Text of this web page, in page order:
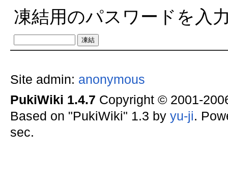
凍結用のパスワードを入
Site admin: anonymous
PukiWiki 1.4.7 Copyright © 2001-
Based on "PukiWiki" 1.3 by yu-ji.
sec.